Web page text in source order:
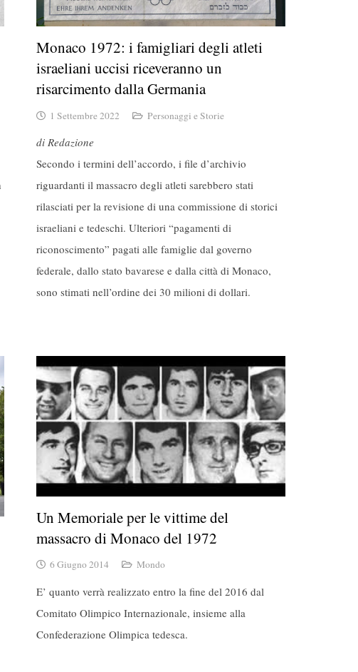
Monaco 1972: i famigliari degli atleti
israeliani uccisi riceveranno un
risarcimento dalla Germania
1 Settembre 2022 Personaggi e Storie
di Redazione
Secondo i termini dell’accordo, i file d’archivio
riguardanti il ​​massacro degli atleti sarebbero stati
rilasciati per la revisione di una commissione di storici
israeliani e tedeschi. Ulteriori “pagamenti di
riconoscimento” pagati alle famiglie dal governo
federale, dallo stato bavarese e dalla città di Monaco,
sono stimati nell’ordine dei 30 milioni di dollari.
Un Memoriale per le vittime del
massacro di Monaco del 1972
6 Giugno 2014 Mondo
E’ quanto verrà realizzato entro la fine del 2016 dal
Comitato Olimpico Internazionale, insieme alla
Confederazione Olimpica tedesca.